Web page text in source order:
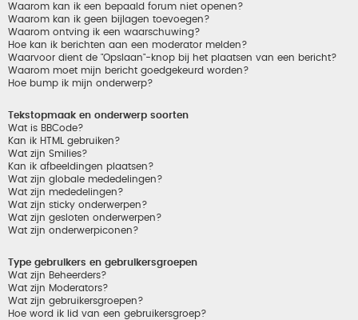
Waarom kan ik een bepaald forum niet openen?
Waarom kan ik geen bijlagen toevoegen?
Waarom ontving ik een waarschuwing?
Hoe kan ik berichten aan een moderator melden?
Waarvoor dient de "Opslaan"-knop bij het plaatsen van een bericht?
Waarom moet mijn bericht goedgekeurd worden?
Hoe bump ik mijn onderwerp?
Tekstopmaak en onderwerp soorten
Wat is BBCode?
Kan ik HTML gebruiken?
Wat zijn Smilies?
Kan ik afbeeldingen plaatsen?
Wat zijn globale mededelingen?
Wat zijn mededelingen?
Wat zijn sticky onderwerpen?
Wat zijn gesloten onderwerpen?
Wat zijn onderwerpiconen?
Type gebruikers en gebruikersgroepen
Wat zijn Beheerders?
Wat zijn Moderators?
Wat zijn gebruikersgroepen?
Hoe word ik lid van een gebruikersgroep?